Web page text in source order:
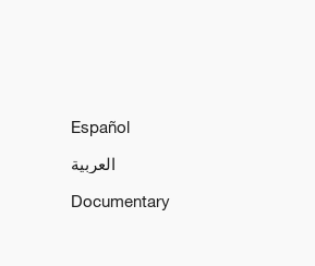
Español
العربية
Documentary